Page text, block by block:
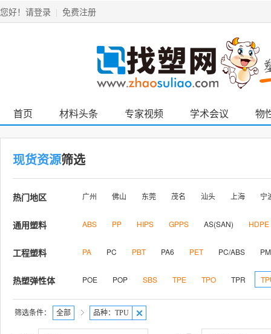
您好！ 请登录 免费注册
首页 材料头条 专家视频 学术会议 物
现货资源筛选
热门地区 广州 佛山 东莞 茂名 汕头 上海 宁
通用塑料 ABS PP HIPS GPPS AS(SAN) HDPE
工程塑料 PA PC PBT PA6 PET PC/ABS
AES
PC/
PPO/PA
PP-R
热塑弹性体 POE POP SBS TPE TPO TPR
筛选条件： 全部 品种：TPU